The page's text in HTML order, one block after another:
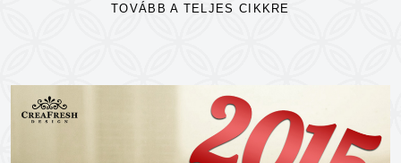
TOVÁBB A TELJES CIKKRE